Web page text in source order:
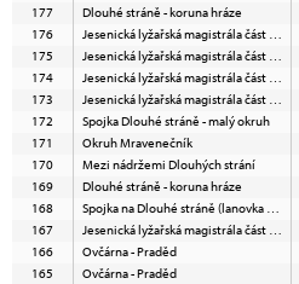
177
Dlouhé stráně - koruna hráze
176
Jesenická lyžařská magistrála část Červenohorské sedlo - Švýcárna
175
Jesenická lyžařská magistrála část Červenohorské sedlo - Švýcárna
174
Jesenická lyžařská magistrála část Traťovka - Skřítek
173
Jesenická lyžařská magistrála část Traťovka - Skřítek
172
Spojka Dlouhé stráně - malý okruh
171
Okruh Mravenečník
170
Mezi nádržemi Dlouhých strání
169
Dlouhé stráně - koruna hráze
168
Spojka na Dlouhé stráně (lanovka - horní nádrž)
167
Jesenická lyžařská magistrála část Ovčárna - Švýcárna
166
Ovčárna - Praděd
165
Ovčárna - Praděd